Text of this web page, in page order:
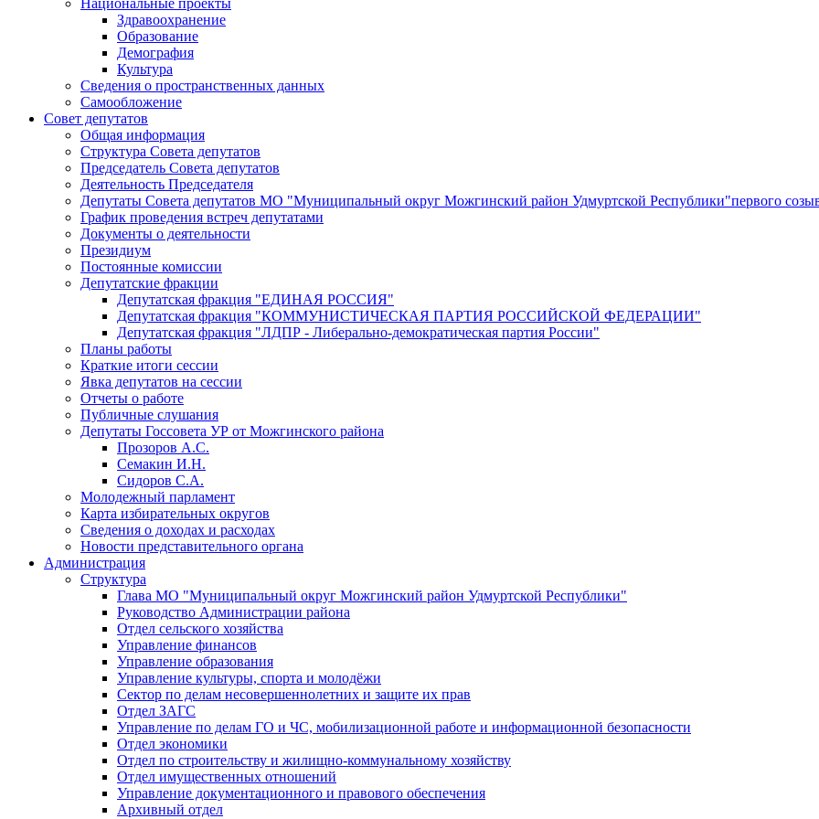
Здравоохранение
Образование
Демография
Культура
Сведения о пространственных данных
Самообложение
Совет депутатов
Общая информация
Структура Совета депутатов
Председатель Совета депутатов
Деятельность Председателя
Депутаты Совета депутатов МО "Муниципальный округ Можгинский район Удмуртской Республики"первого
График проведения встреч депутатами
Документы о деятельности
Президиум
Постоянные комиссии
Депутатские фракции
Депутатская фракция "ЕДИНАЯ РОССИЯ"
Депутатская фракция "КОММУНИСТИЧЕСКАЯ ПАРТИЯ РОССИЙСКОЙ ФЕДЕРАЦИИ"
Депутатская фракция "ЛДПР - Либерально-демократическая партия России"
Планы работы
Краткие итоги сессии
Явка депутатов на сессии
Отчеты о работе
Публичные слушания
Депутаты Госсовета УР от Можгинского района
Прозоров А.С.
Семакин И.Н.
Сидоров С.А.
Молодежный парламент
Карта избирательных округов
Сведения о доходах и расходах
Новости представительного органа
Администрация
Структура
Глава МО "Муниципальный округ Можгинский район Удмуртской Республики"
Руководство Администрации района
Отдел сельского хозяйства
Управление финансов
Управление образования
Управление культуры, спорта и молодёжи
Сектор по делам несовершеннолетних и защите их прав
Отдел ЗАГС
Управление по делам ГО и ЧС, мобилизационной работе и информационной безопасности
Отдел экономики
Отдел по строительству и жилищно-коммунальному хозяйству
Отдел имущественных отношений
Управление документационного и правового обеспечения
Архивный отдел